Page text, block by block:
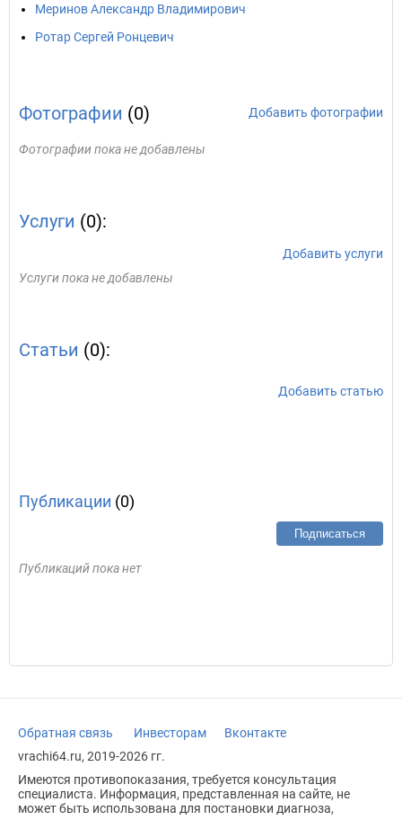
Меринов Александр Владимирович
Ротар Сергей Ронцевич
Фотографии (0) Добавить фотографии
Фотографии пока не добавлены
Услуги (0):
Добавить услуги
Услуги пока не добавлены
Статьи (0):
Добавить статью
Публикации (0)
Подписаться
Публикаций пока нет
Обратная связь Инвесторам
Вконтакте
vrachi64.ru, 2019-2026 гг.
Имеются противопоказания, требуется консультация
специалиста. Информация, представленная на сайте, не
может быть использована для постановки диагноза,